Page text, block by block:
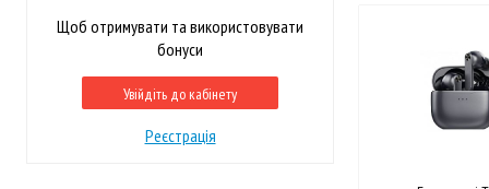
Щоб отримувати та використовувати
бонуси
Увійдіть до кабінету
Реєстрація